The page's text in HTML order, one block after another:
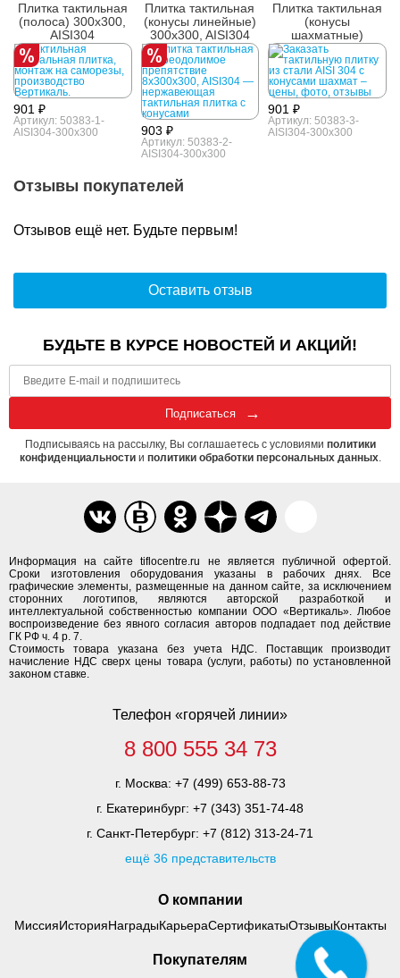
Плитка тактильная
(полоса) 300x300,
AISI304
901 ₽
Артикул: 50383-1-
AISI304-300x300
Плитка тактильная
(конусы линейные)
300x300, AISI304
903 ₽
Артикул: 50383-2-
AISI304-300x300
Плитка тактильная
(конусы
шахматные)
300x300, AISI304
901 ₽
Артикул: 50383-3-
AISI304-300x300
Отзывы покупателей
Отзывов ещё нет. Будьте первым!
Оставить отзыв
О компании
МиссияИсторияНаградыКарьераСертификатыОтзывыКонтакты
Информация на сайте tiflocentre.ru не является публичной офертой.
Сроки изготовления оборудования указаны в рабочих днях. Все
графические элементы, размещенные на данном сайте, за исключением
сторонних логотипов, являются авторской разработкой и
интеллектуальной собственностью компании ООО «Вертикаль». Любое
воспроизведение без явного согласия авторов подпадает под действие
ГК РФ ч. 4 р. 7.
Стоимость товара указана без учета НДС. Поставщик производит
начисление НДС сверх цены товара (услуги, работы) по установленной
законом ставке.
Покупателям
Телефон «горячей линии»
8 800 555 34 73
г. Москва: +7 (499) 653-88-73
г. Екатеринбург: +7 (343) 351-74-48
г. Санкт-Петербург: +7 (812) 313-24-71
ещё 36 представительств
БУДЬТЕ В КУРСЕ НОВОСТЕЙ И АКЦИЙ!
Подписаться
Подписываясь на рассылку, Вы соглашаетесь с условиями политики
конфиденциальностии политики обработки персональных данных.